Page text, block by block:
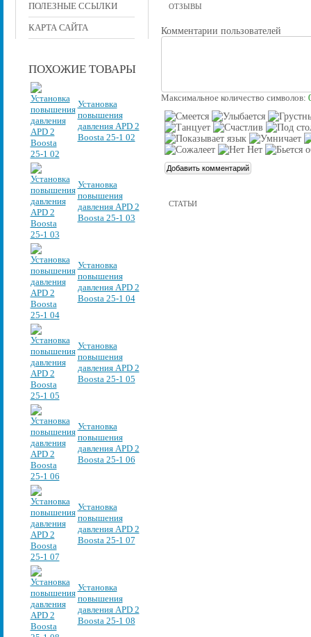
ПОЛЕЗНЫЕ ССЫЛКИ
КАРТА САЙТА
ПОХОЖИЕ ТОВАРЫ
Установка
повышения
давления APD 2
Boosta 25-1 02
Установка
повышения
давления APD 2
Boosta 25-1 03
Установка
повышения
давления APD 2
Boosta 25-1 04
Установка
повышения
давления APD 2
Boosta 25-1 05
Установка
повышения
давления APD 2
Boosta 25-1 06
Установка
повышения
давления APD 2
Boosta 25-1 07
Установка
повышения
давления APD 2
Boosta 25-1 08
ОТЗЫВЫ
Комментарии пользователей
Максимальное количество символов:
СТАТЬИ